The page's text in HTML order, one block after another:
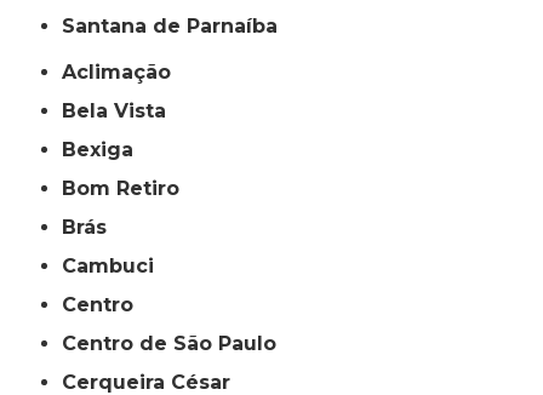
Santana de Parnaíba
Aclimação
Bela Vista
Bexiga
Bom Retiro
Brás
Cambuci
Centro
Centro de São Paulo
Cerqueira César